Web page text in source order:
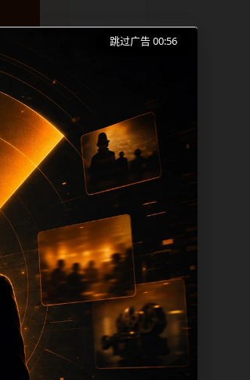
类长尾需求展开。页
可点击入口、稳定标
页推荐形成更自然的
主题下有多个相近页
一篇下一篇和
跳过广告 00:55